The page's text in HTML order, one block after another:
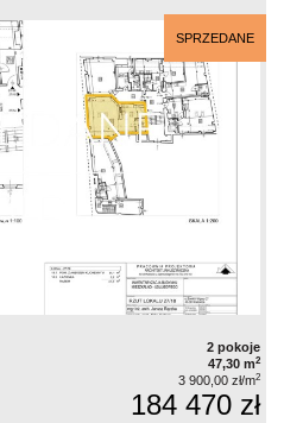
SPRZEDANE
2 pokoje
47,30 m2
3 900,00 zł/m2
184 470 zł